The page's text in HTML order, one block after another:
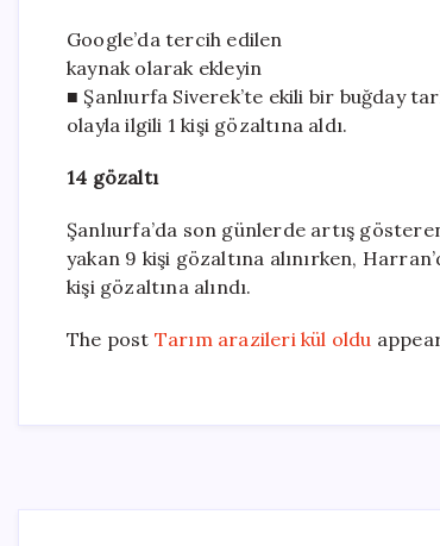
Google’da tercih edilen
kaynak olarak ekleyin
■ Şanlıurfa Siverek’te ekili bir buğday
olayla ilgili 1 kişi gözaltına aldı.
14 gözaltı
Şanlıurfa’da son günlerde artış
yakan 9 kişi gözaltına alınırken,
kişi gözaltına alındı.
The post Tarım arazileri kül oldu